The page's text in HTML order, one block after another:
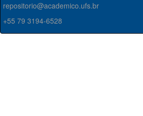
repositorio@academico.ufs.br
+55 79 3194-6528